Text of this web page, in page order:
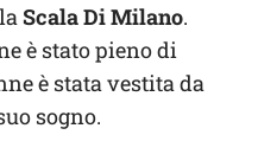
Scala Di Milano.
è stato pieno di
è stata vestita da
sogno.